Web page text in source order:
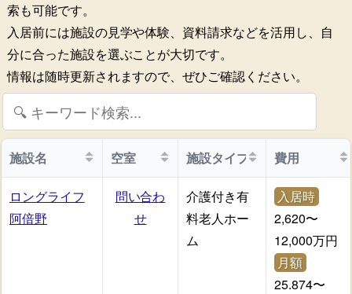
索も可能です。
入居前には施設の見学や体験、資料請求などを活用し、自
分に合った施設を選ぶことが大切です。
情報は随時更新されますので、ぜひご確認ください。
施設名 空室 施設タイプ 費用
ロングライフ
阿倍野
問い合わ
せ
介護付き有
料老人ホー
ム
入居時
2,620〜
12,000万円
月額
25.874〜